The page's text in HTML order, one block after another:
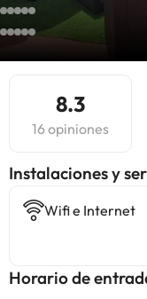
8.3
16 opiniones
Instalaciones y
Wifi e Internet
Horario de